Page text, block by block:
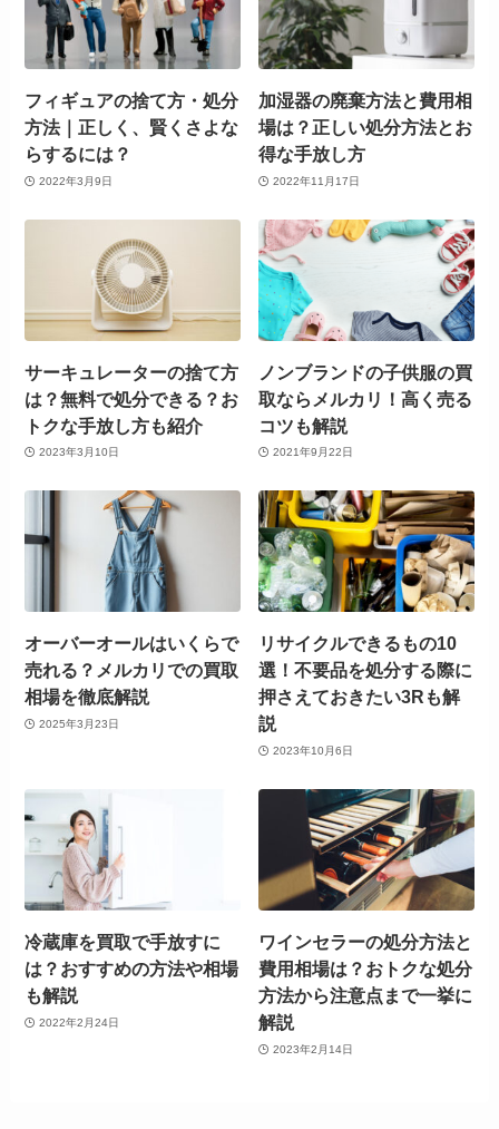
フィギュアの捨て方・処分
方法｜正しく、賢くさよな
らするには？
2022年3月9日
加湿器の廃棄方法と費用相
場は？正しい処分方法とお
得な手放し方
2022年11月17日
サーキュレーターの捨て方
は？無料で処分できる？お
トクな手放し方も紹介
2023年3月10日
ノンブランドの子供服の買
取ならメルカリ！高く売る
コツも解説
2021年9月22日
オーバーオールはいくらで
売れる？メルカリでの買取
相場を徹底解説
2025年3月23日
リサイクルできるもの10
選！不要品を処分する際に
押さえておきたい3Rも解
説
2023年10月6日
冷蔵庫を買取で手放すに
は？おすすめの方法や相場
も解説
2022年2月24日
ワインセラーの処分方法と
費用相場は？おトクな処分
方法から注意点まで一挙に
解説
2023年2月14日